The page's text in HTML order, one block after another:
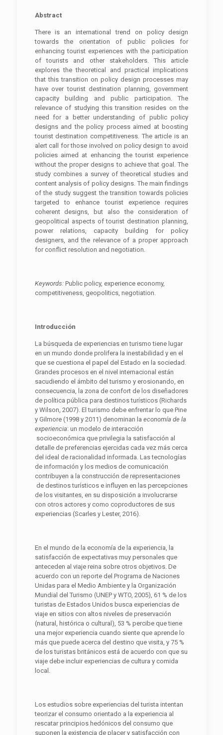
Abstract
There is an international trend on policy design
towards the orientation of public policies for
enhancing tourist experiences with the participation
of tourists and other stakeholders. This article
explores the theoretical and practical implications
that this transition on policy design processes may
have over tourist destination planning, government
capacity building and public participation. The
relevance of studying this transition resides on the
need for a better understanding of public policy
designs and the policy process aimed at boosting
tourist destination competitiveness. The article is an
alert call for those involved on policy design to avoid
policies aimed at enhancing the tourist experience
without the proper designs to achieve that goal. The
study combines a survey of theoretical studies and
content analysis of policy designs. The main findings
of the study suggest the transition towards policies
targeted to enhance tourist experience requires
coherent designs, but also the consideration of
geopolitical aspects of tourist destination planning,
power relations, capacity building for policy
designers, and the relevance of a proper approach
for conflict resolution and negotiation.
Keywords: Public policy, experience economy,
competitiveness, geopolitics, negotiation.
Introducción
La búsqueda de experiencias en turismo tiene lugar
en un mundo donde prolifera la inestabilidad y en el
que se cuestiona el papel del Estado en la sociedad.
Grandes procesos en el nivel internacional están
sacudiendo el ámbito del turismo y erosionando, en
consecuencia, la zona de confort de los diseñadores
de política pública para destinos turísticos (Richards
y Wilson, 2007). El turismo debe enfrentar lo que Pine
y Gilmore (1998 y 2011) denominan la economía de la
experiencia: un modelo de interacción
socioeconómica que privilegia la satisfacción al
detalle de preferencias ejercidas cada vez más cerca
del ideal de racionalidad informada. Las tecnologías
de información y los medios de comunicación
contribuyen a la construcción de representaciones
de destinos turísticos e influyen en las percepciones
de los visitantes, en su disposición a involucrarse
con otros actores y como coproductores de sus
experiencias (Scarles y Lester, 2016).
En el mundo de la economía de la experiencia, la
satisfacción de expectativas muy personales que
anteceden al viaje reina sobre otros objetivos. De
acuerdo con un reporte del Programa de Naciones
Unidas para el Medio Ambiente y la Organización
Mundial del Turismo (UNEP y WTO, 2005), 61 % de los
turistas de Estados Unidos busca experiencias de
viaje en sitios con altos niveles de preservación
(natural, histórica o cultural), 53 % percibe que tiene
una mejor experiencia cuando siente que aprende lo
más que puede acerca del destino que visita, y 75 %
de los turistas británicos está de acuerdo con que su
viaje debe incluir experiencias de cultura y comida
local.
Los estudios sobre experiencias del turista intentan
teorizar el consumo orientado a la experiencia al
rescatar principios hedónicos del consumo que
suponen la existencia de placer y satisfacción con